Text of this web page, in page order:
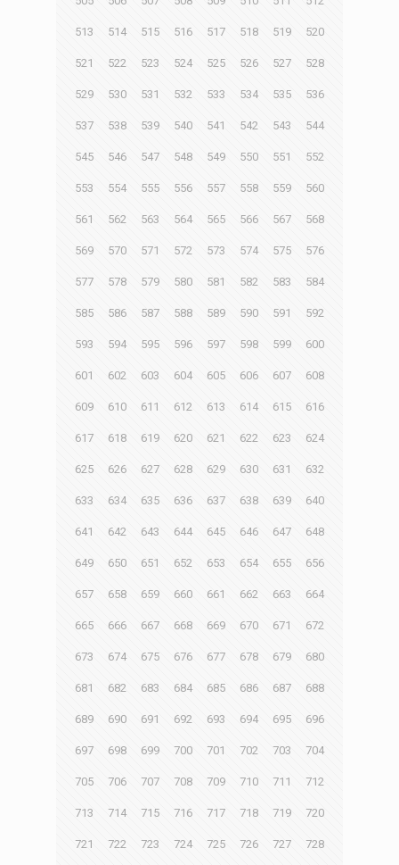
513 514 515 516 517 518 519 520
521 522 523 524 525 526 527 528
529 530 531 532 533 534 535 536
537 538 539 540 541 542 543 544
545 546 547 548 549 550 551 552
553 554 555 556 557 558 559 560
561 562 563 564 565 566 567 568
569 570 571 572 573 574 575 576
577 578 579 580 581 582 583 584
585 586 587 588 589 590 591 592
593 594 595 596 597 598 599 600
601 602 603 604 605 606 607 608
609 610 611 612 613 614 615 616
617 618 619 620 621 622 623 624
625 626 627 628 629 630 631 632
633 634 635 636 637 638 639 640
641 642 643 644 645 646 647 648
649 650 651 652 653 654 655 656
657 658 659 660 661 662 663 664
665 666 667 668 669 670 671 672
673 674 675 676 677 678 679 680
681 682 683 684 685 686 687 688
689 690 691 692 693 694 695 696
697 698 699 700 701 702 703 704
705 706 707 708 709 710 711 712
713 714 715 716 717 718 719 720
721 722 723 724 725 726 727 728